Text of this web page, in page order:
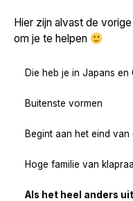
Hier zijn alvast de
om je te helpen
Die heb je in Japans en
Buitenste vormen
Begint aan het eind van
Hoge familie van
Als het heel anders